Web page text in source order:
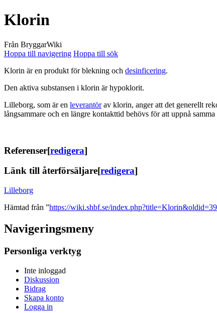
Klorin
Från BryggarWiki
Hoppa till navigering Hoppa till sök
Klorin är en produkt för blekning och desinficering.
Den aktiva substansen i klorin är hypoklorit.
Lilleborg, som är en leverantörav klorin, anger att det generellt
långsammare och en längre kontakttid behövs för att uppnå
Referenser[redigera]
Länk till återförsäljare[redigera]
Lilleborg
Hämtad från ”https://wiki.shbf.se/
Navigeringsmeny
Personliga verktyg
Inte inloggad
Diskussion
Bidrag
Skapa konto
Logga in